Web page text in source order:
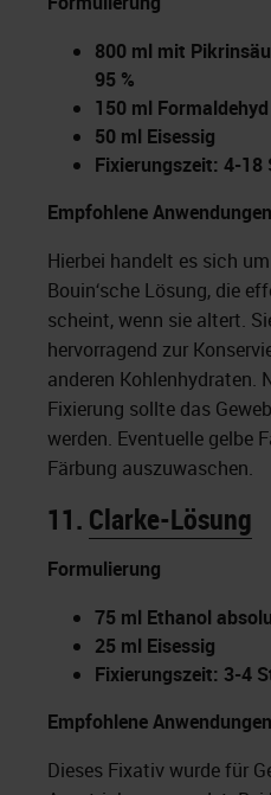
800 ml mit
95 %
150 ml Formaldehyd
50 ml Eisessig
Fixierungszeit: 4-18
Empfohlene Anwendungen
Hierbei handelt es sich
Bouin‘sche Lösung, die
scheint, wenn sie altert.
hervorragend zur
anderen Kohlenhydraten.
Fixierung sollte das
werden. Eventuelle gelbe
Färbung auszuwaschen.
11. Clarke-Lösung
Formulierung
75 ml Ethanol
25 ml Eisessig
Fixierungszeit: 3-4
Empfohlene Anwendungen
Dieses Fixativ wurde für